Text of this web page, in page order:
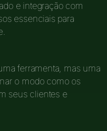
e integração com
essenciais para
ferramenta, mas uma
o modo como os
seus clientes e